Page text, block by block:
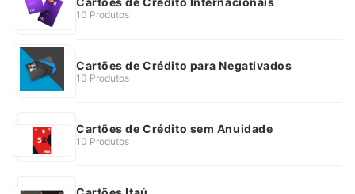
10 Produtos
Cartões de Crédito para Negativados
10 Produtos
Cartões de Crédito sem Anuidade
10 Produtos